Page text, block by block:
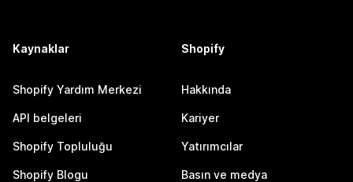
Kaynaklar
Shopify Yardım Merkezi
API belgeleri
Shopify Topluluğu
Shopify Blogu
Shopify
Hakkında
Kariyer
Yatırımcılar
Basın ve medya